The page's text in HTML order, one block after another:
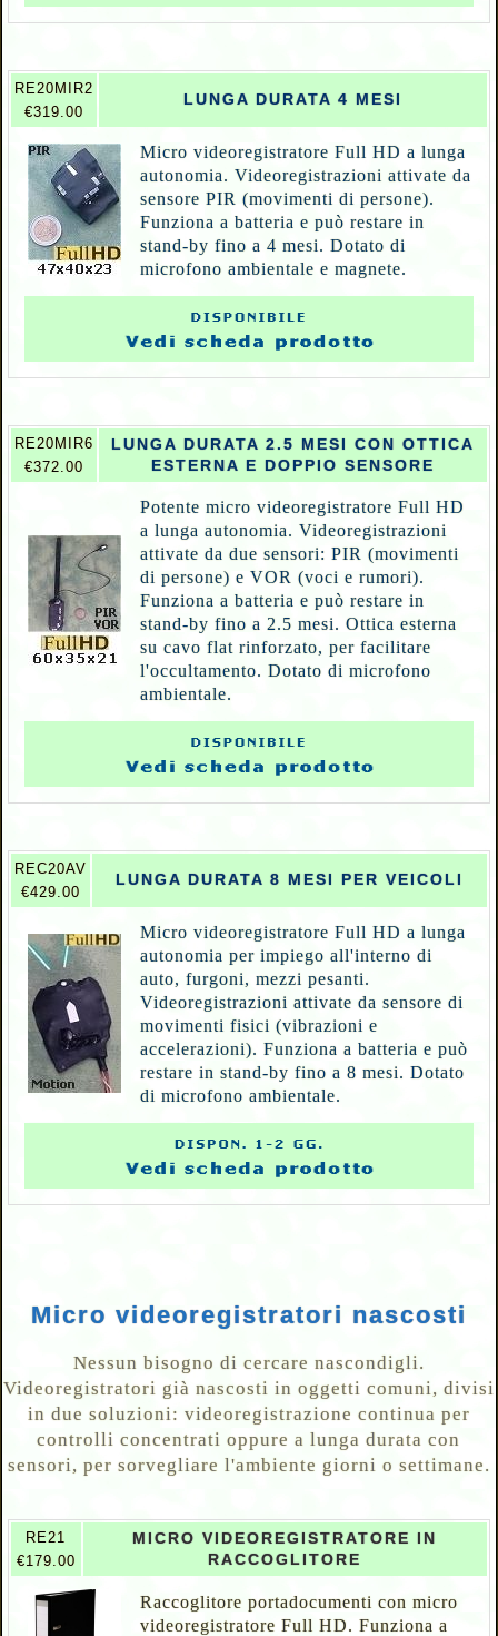
RE20MIR2
€319.00
LUNGA DURATA 4 MESI
Micro videoregistratore Full HD a lunga
autonomia. Videoregistrazioni attivate da
sensore PIR (movimenti di persone).
Funziona a batteria e può restare in
stand-by fino a 4 mesi. Dotato di
microfono ambientale e magnete.
RE20MIR6
€372.00
LUNGA DURATA 2.5 MESI CON OTTICA
ESTERNA E DOPPIO SENSORE
Potente micro videoregistratore Full HD
a lunga autonomia. Videoregistrazioni
attivate da due sensori: PIR (movimenti
di persone) e VOR (voci e rumori).
Funziona a batteria e può restare in
stand-by fino a 2.5 mesi. Ottica esterna
su cavo flat rinforzato, per facilitare
l'occultamento. Dotato di microfono
ambientale.
R EC20AV
€429.00
LUNGA DURATA 8 MESI PER VEICOLI
Micro videoregistratore Full HD a lunga
autonomia per impiego all'interno di
auto, furgoni, mezzi pesanti.
Videoregistrazioni attivate da sensore di
movimenti fisici (vibrazioni e
accelerazioni). Funziona a batteria e può
restare in stand-by fino a 8 mesi. Dotato
di microfono ambientale.
Micro videoregistratori nascosti
Nessun bisogno di cercare nascondigli.
Videoregistratori già nascosti in oggetti comuni, divisi
in due soluzioni: videoregistrazione continua per
controlli concentrati oppure a lunga durata con
sensori, per sorvegliare l'ambiente giorni o settimane.
RE21
€179.00
MICRO VIDEOREGISTRATORE IN
RACCOGLITORE
Raccoglitore portadocumenti con micro
videoregistratore Full HD. Funziona a